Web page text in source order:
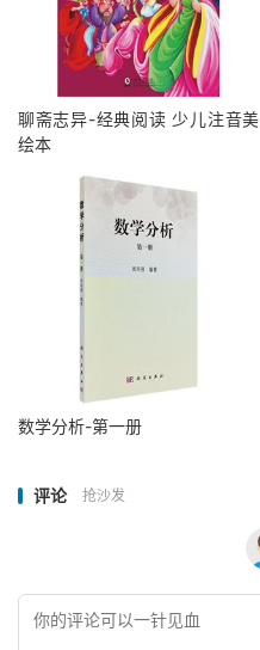
聊斋志异-经典阅读 少儿注音美
绘本
数学分析-第一册
评论 抢沙发